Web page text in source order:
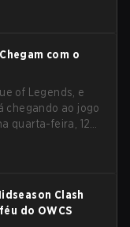
Com
com o
of Legends, e
chegando ao jogo
quarta-feira, 12
para praticamente
lista de itens,
Vamos dar uma
Clash
do OWCS